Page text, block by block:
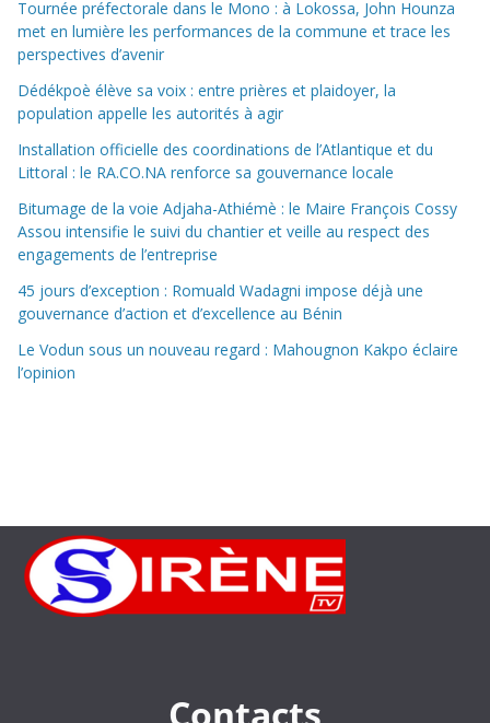
Tournée préfectorale dans le Mono : à Lokossa, John Hounza
met en lumière les performances de la commune et trace les
perspectives d’avenir
Dédékpoè élève sa voix : entre prières et plaidoyer, la
population appelle les autorités à agir
Installation officielle des coordinations de l’Atlantique et du
Littoral : le RA.CO.NA renforce sa gouvernance locale
Bitumage de la voie Adjaha-Athiémè : le Maire François Cossy
Assou intensifie le suivi du chantier et veille au respect des
engagements de l’entreprise
45 jours d’exception : Romuald Wadagni impose déjà une
gouvernance d’action et d’excellence au Bénin
Le Vodun sous un nouveau regard : Mahougnon Kakpo éclaire
l’opinion